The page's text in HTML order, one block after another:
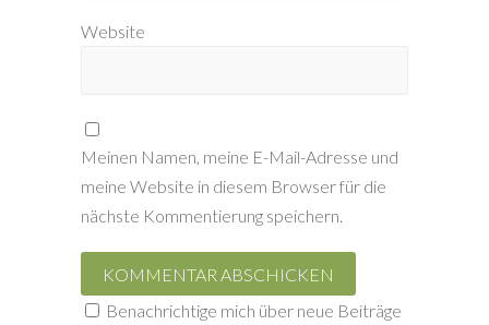
Website
Meinen Namen, meine E-Mail-Adresse und
meine Website in diesem Browser für die
nächste Kommentierung speichern.
Benachrichtige mich über neue Beiträge